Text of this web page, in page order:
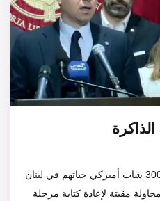
تصريح سامي الجميّل عن تقديم 300 شاب أميركي حياتهم في لبنان
مقيتة لإعادة كتابة مرحلة